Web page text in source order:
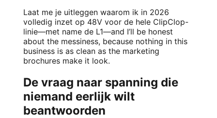
Laat me je uitleggen waarom ik in 2026
volledig inzet op 48V voor de hele ClipClop-
linie—met name de L1—and I’ll be honest
about the messiness, because nothing in this
business is as clean as the marketing
brochures make it look.
De vraag naar spanning die
niemand eerlijk wilt
beantwoorden